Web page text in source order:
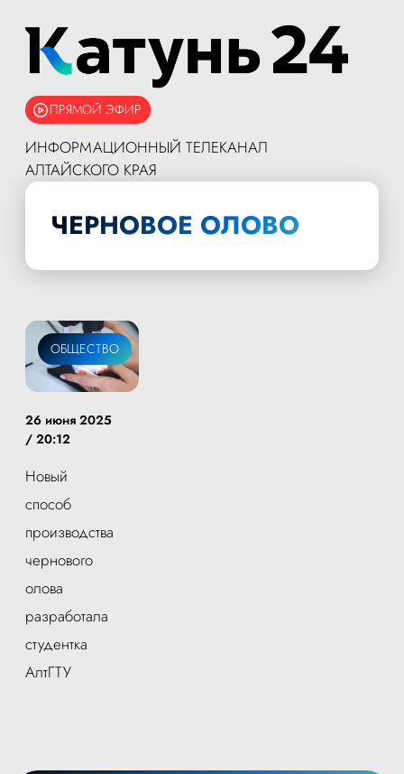
ПРЯМОЙ ЭФИР
ИНФОРМАЦИОННЫЙ ТЕЛЕКАНАЛ
АЛТАЙСКОГО КРАЯ
ЧЕРНОВОЕ ОЛОВО
ОБЩЕСТВО
26 июня 2025
/ 20:12
Новый
способ
производства
чернового
олова
разработала
студентка
АлтГТУ